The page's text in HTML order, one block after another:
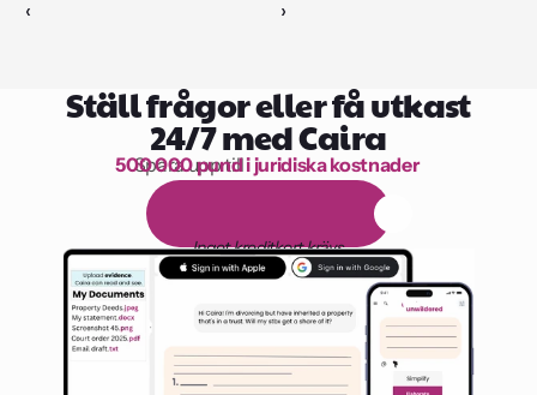
‹ ›
Ställ frågor eller få utkast
24/7 med Caira
1 000 timmars läsning
Spara upp till
500 000 pund i juridiska kostnader
a
Inget kreditkort krävs